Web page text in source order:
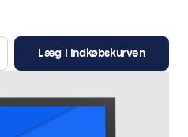
Læg i indkøbskurven